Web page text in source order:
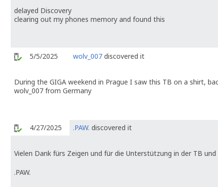
delayed Discovery
clearing out my phones memory and found this
5/5/2025 wolv_007 discovered it
During the GIGA weekend in Prague I saw this TB on a shirt,
wolv_007 from Germany
4/27/2025 .PAW. discovered it
Vielen Dank fürs Zeigen und für die Unterstützung in der TB und
.PAW.